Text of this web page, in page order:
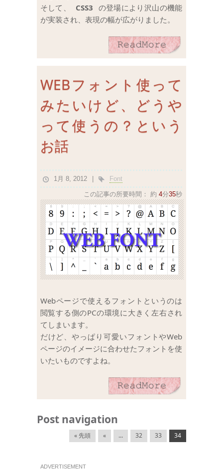
そして、
CSS3 の登場により沢山の機能
が実装され、表現の幅が広がりました。
WEBフォント使って
みたいけど、どうや
って使うの？という
お話
1月 8, 2012 Font
この記事の所要時間：約4分35秒
Webページで使えるフォントというのは
閲覧する側のPCの環境に大きく左右され
てしまいます。
だけど、やっぱり可愛いフォントやWeb
ページのイメージに合わせたフォントを使
いたいものですよね。
Post navigation
« 先頭 « ... 32 33 34
ADVERTISEMENT